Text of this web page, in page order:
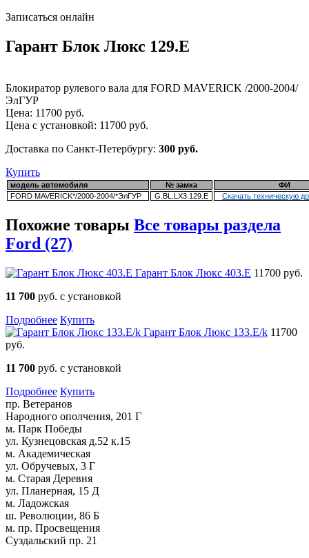
Записаться онлайн
Гарант Блок Люкс 129.E
Блокиратор рулевого вала для FORD MAVERICK /2000-2004/
ЭлГУР
Цена: 11700 руб.
Цена с установкой: 11700 руб.
Доставка по Санкт-Петербургу: 300 руб.
Купить
модель автомобиля № замка
ФИ
FORD MAVERICK*/2000-2004/*ЭлГУР
G.BL.LX3.129.E Скачать техническую
Похожие товары Все товары раздела
Ford (27)
Гарант Блок Люкс 403.E 11700 руб.
11 700 руб. с установкой
Подробнее Купить
Гарант Блок Люкс 133.E/k 11700
руб.
11 700 руб. с установкой
Подробнее Купить
пр. Ветеранов
Народного ополчения, 201 Г
м. Парк Победы
ул. Кузнецовская д.52 к.15
м. Академическая
ул. Обручевых, 3 Г
м. Старая Деревня
ул. Планерная, 15 Д
м. Ладожская
ш. Революции, 86 Б
м. пр. Просвещения
Суздальский пр. 21